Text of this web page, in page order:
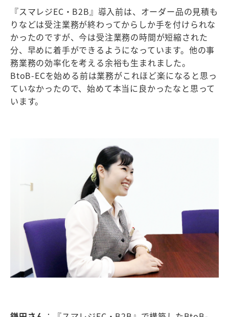
『スマレジEC・B2B』導入前は、オーダー品の見積も
りなどは受注業務が終わってからしか手を付けられな
かったのですが、今は受注業務の時間が短縮された
分、早めに着手ができるようになっています。他の事
務業務の効率化を考える余裕も生まれました。
BtoB-ECを始める前は業務がこれほど楽になると思っ
ていなかったので、始めて本当に良かったなと思って
います。